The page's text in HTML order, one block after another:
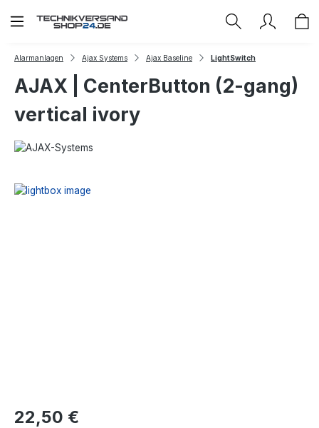
Zum Hauptinhalt springen
Alarmanlagen Ajax Systems Ajax Baseline LightSwitch
AJAX | CenterButton (2-gang)
vertical ivory
Regulärer Preis:
22,50 €